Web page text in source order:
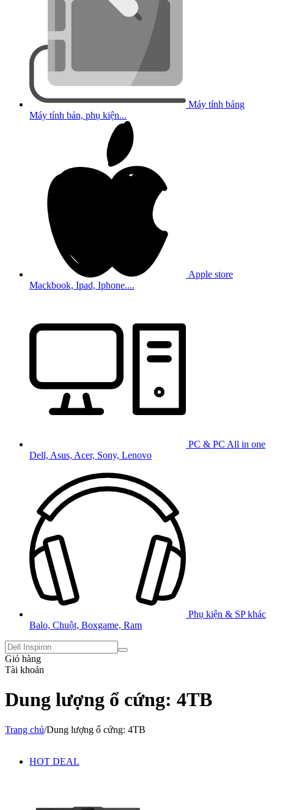
Máy tính bảng
Máy tính bản, phụ kiện...
Apple store
Mackbook, Ipad, Iphone....
PC & PC All in one
Dell, Asus, Acer, Sony, Lenovo
Phụ kiện & SP khác
Balo, Chuột, Boxgame, Ram
Giỏ hàng
Tài khoản
Dung lượng ổ cứng: 4TB
Trang chủ/Dung lượng ổ cứng: 4TB
HOT DEAL